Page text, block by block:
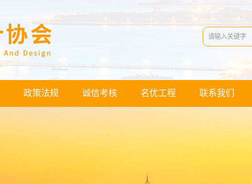
政策法规 诚信考核 名优工程 联系我们